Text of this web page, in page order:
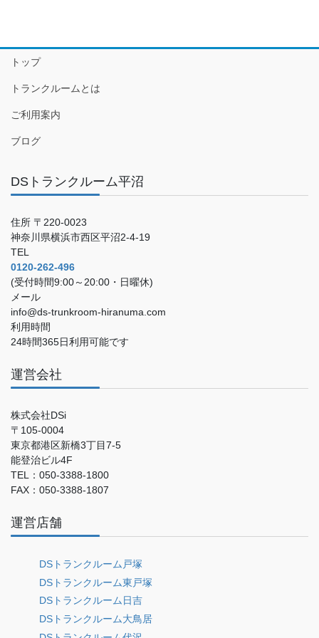
トップ
トランクルームとは
ご利用案内
ブログ
DSトランクルーム平沼
住所 〒220-0023
神奈川県横浜市西区平沼2-4-19
TEL
0120-262-496
(受付時間9:00～20:00・日曜休)
メール
info@ds-trunkroom-hiranuma.com
利用時間
24時間365日利用可能です
運営会社
株式会社DSi
〒105-0004
東京都港区新橋3丁目7-5
能登治ビル4F
TEL：050-3388-1800
FAX：050-3388-1807
運営店舗
DSトランクルーム戸塚
DSトランクルーム東戸塚
DSトランクルーム日吉
DSトランクルーム大鳥居